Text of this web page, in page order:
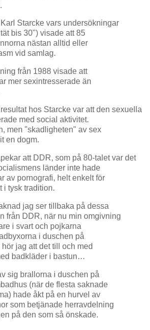
Starcke vars undersökningar
bis 30") visade att 85
nästan alltid eller
vid samlag.
från 1988 visade att
mer sexintresserade än
hos Starcke var att den sexuella
med social aktivitet.
men "skadligheten" av sex
en dogm.
att DDR, som på 80-talet var det
länder inte hade
av pornografi, helt enkelt för
i tysk tradition.
jag ser tillbaka på dessa
från DDR, när nu min omgivning
i svart och pojkarna
i duschen på
jag att det till och med
badkläder i bastun…
sig brallorna i duschen på
(när de flesta saknade
hade åkt på en hurvel av
som betjänade herravdelning
på den som så önskade.